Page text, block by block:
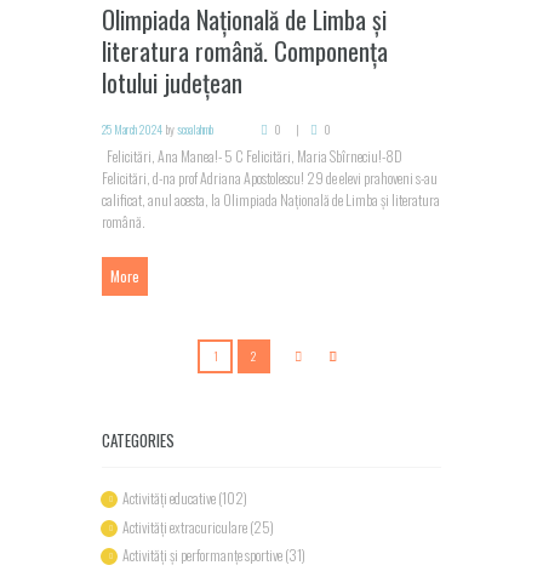
Olimpiada Națională de Limba și
literatura română. Componența
lotului județean
25 March 2024 byscoalahmb 0 0
Felicitări, Ana Manea!- 5 C Felicitări, Maria Sbîrneciu!-8D
Felicitări, d-na prof Adriana Apostolescu! 29 de elevi prahoveni s-au
calificat, anul acesta, la Olimpiada Națională de Limba și literatura
română.
More
1 2
CATEGORIES
Activități educative(102)
Activități extracuriculare(25)
Activități și performanțe sportive(31)